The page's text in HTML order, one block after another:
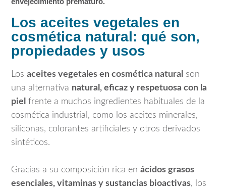
Los aceites vegetales en
cosmética natural: qué son,
propiedades y usos
Los aceites vegetales en cosmética natural son
una alternativa natural, eficaz y respetuosa con la
piel frente a muchos ingredientes habituales de la
cosmética industrial, como los aceites minerales,
siliconas, colorantes artificiales y otros derivados
sintéticos.
Gracias a su composición rica en ácidos grasos
esenciales, vitaminas y sustancias bioactivas, los